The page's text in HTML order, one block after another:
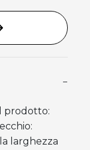
−
prodotto:
larghezza